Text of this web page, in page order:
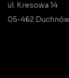
ul. Kresowa 14
05-462 Duchnów